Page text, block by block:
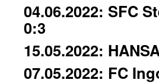
04.06.2022: SFC
0:3
15.05.2022:
07.05.2022: FC